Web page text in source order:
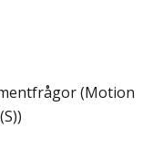
(Motion